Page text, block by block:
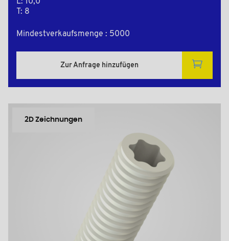
L: 10,0
T: 8
Mindestverkaufsmenge : 5000
Zur Anfrage hinzufügen
2D Zeichnungen